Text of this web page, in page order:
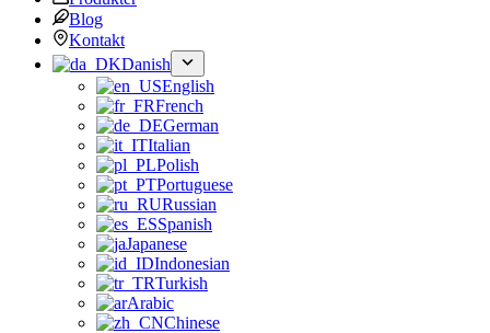
Blog
Kontakt
Danish
English
French
German
Italian
Polish
Portuguese
Russian
Spanish
Japanese
Indonesian
Turkish
Arabic
Chinese